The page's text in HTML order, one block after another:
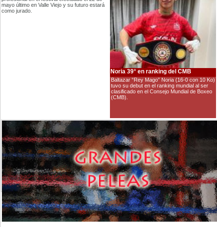
mayo último en Valle Viejo y su futuro estará
como jurado.
Noria 39° en ranking del CMB
Baltazar “Rey Mago” Noria (16-0 con 10 Ko)
tuvo su debut en el ranking mundial al ser
clasificado en el Consejo Mundial de Boxeo
(CMB).